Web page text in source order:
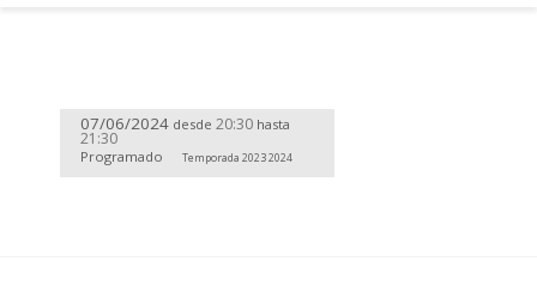
07/06/2024 desde 20:30 hasta
21:30
Programado Temporada 2023 2024